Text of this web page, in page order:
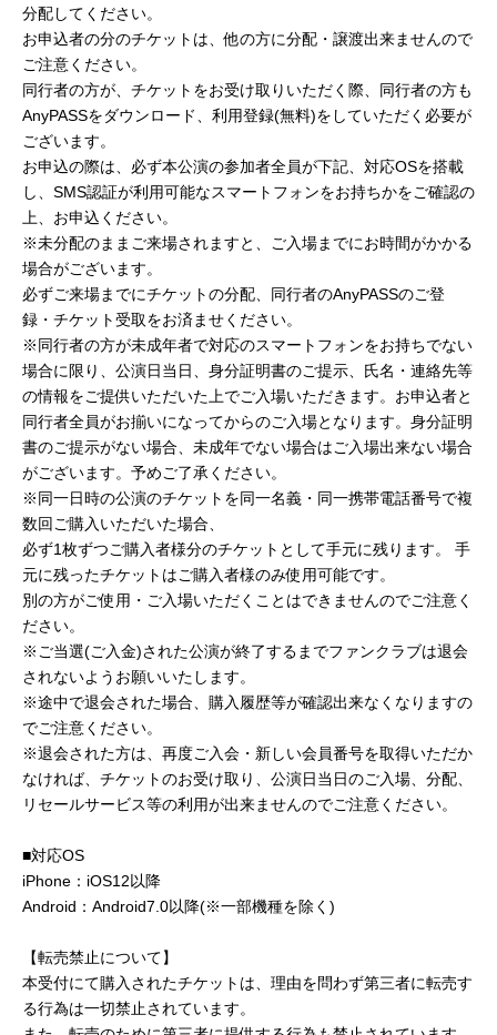
分配してください。
お申込者の分のチケットは、他の方に分配・譲渡出来ませんので
ご注意ください。
同行者の方が、チケットをお受け取りいただく際、同行者の方も
AnyPASSをダウンロード、利用登録(無料)をしていただく必要が
ございます。
お申込の際は、必ず本公演の参加者全員が下記、対応OSを搭載
し、SMS認証が利用可能なスマートフォンをお持ちかをご確認の
上、お申込ください。
※未分配のままご来場されますと、ご入場までにお時間がかかる
場合がございます。
必ずご来場までにチケットの分配、同行者のAnyPASSのご登
録・チケット受取をお済ませください。
※同行者の方が未成年者で対応のスマートフォンをお持ちでない
場合に限り、公演日当日、身分証明書のご提示、氏名・連絡先等
の情報をご提供いただいた上でご入場いただきます。お申込者と
同行者全員がお揃いになってからのご入場となります。身分証明
書のご提示がない場合、未成年でない場合はご入場出来ない場合
がございます。予めご了承ください。
※同一日時の公演のチケットを同一名義・同一携帯電話番号で複
数回ご購入いただいた場合、
必ず1枚ずつご購入者様分のチケットとして手元に残ります。 手
元に残ったチケットはご購入者様のみ使用可能です。
別の方がご使用・ご入場いただくことはできませんのでご注意く
ださい。
※ご当選(ご入金)された公演が終了するまでファンクラブは退会
されないようお願いいたします。
※途中で退会された場合、購入履歴等が確認出来なくなりますの
でご注意ください。
※退会された方は、再度ご入会・新しい会員番号を取得いただか
なければ、チケットのお受け取り、公演日当日のご入場、分配、
リセールサービス等の利用が出来ませんのでご注意ください。
■対応OS
iPhone：iOS12以降
Android：Android7.0以降(※一部機種を除く)
【転売禁止について】
本受付にて購入されたチケットは、理由を問わず第三者に転売す
る行為は一切禁止されています。